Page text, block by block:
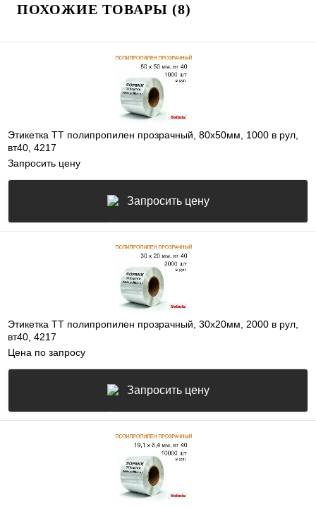
ПОХОЖИЕ ТОВАРЫ (8)
Этикетка ТТ полипропилен прозрачный, 80х50мм, 1000 в рул,
вт40, 4217
Запросить цену
Запросить цену
Этикетка ТТ полипропилен прозрачный, 30х20мм, 2000 в рул,
вт40, 4217
Цена по запросу
Запросить цену